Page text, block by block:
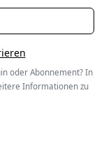
oder Abonnement? In
Informationen zu